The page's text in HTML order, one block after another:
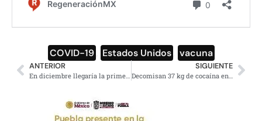
COVID-19 Estados Unidos vacuna
ANTERIOR SIGUIENTE